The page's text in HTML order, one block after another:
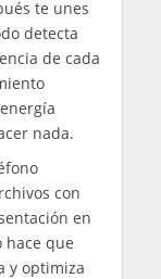
te unes
detecta
de cada
nada.
con
en
hace que
y optimiza